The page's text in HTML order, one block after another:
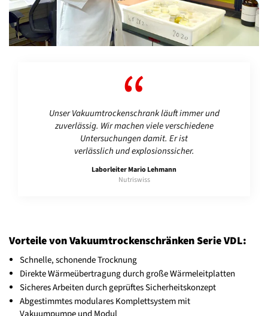
Unser Vakuumtrockenschrank läuft immer und
zuverlässig. Wir machen viele verschiedene
Untersuchungen damit. Er ist
verlässlich und explosionssicher.
Laborleiter Mario Lehmann
Nutriswiss
Vorteile von Vakuumtrockenschränken Serie VDL:
Schnelle, schonende Trocknung
Direkte Wärmeübertragung durch große Wärmeleitplatten
Sicheres Arbeiten durch geprüftes Sicherheitskonzept
Abgestimmtes modulares Komplettsystem mit